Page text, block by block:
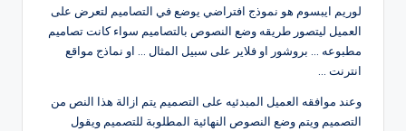
لوريم ايبسوم هو نموذج افتراضي يوضع في التصاميم لتعرض على
العميل ليتصور طريقه وضع النصوص بالتصاميم سواء كانت تصاميم
مطبوعه … بروشور او فلاير على سبيل المثال … او نماذج مواقع
انترنت …
وعند موافقه العميل المبدئيه على التصميم يتم ازالة هذا النص من
التصميم ويتم وضع النصوص النهائية المطلوبة للتصميم ويقول